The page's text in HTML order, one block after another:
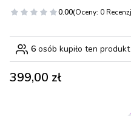
0.00(Oceny: 0
6 osób kupiło ten produkt
Cena
399,00 zł